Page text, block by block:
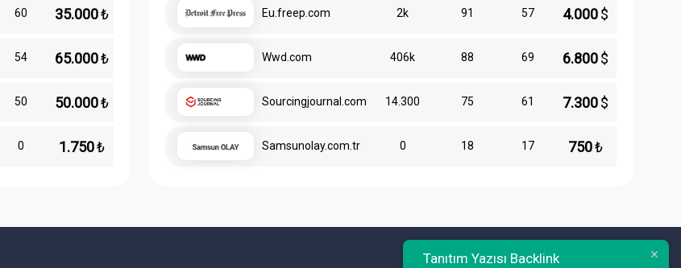
60 35.000₺
54 65.000₺
50 50.000₺
0 1.750₺
Eu.freep.com 2k 91 57 4.000$
Wwd.com 406k 88 69 6.800$
Sourcingjournal.com 14.300 75 61 7.300$
Samsunolay.com.tr 0 18 17 750₺
Tanıtım Yazısı Backlink